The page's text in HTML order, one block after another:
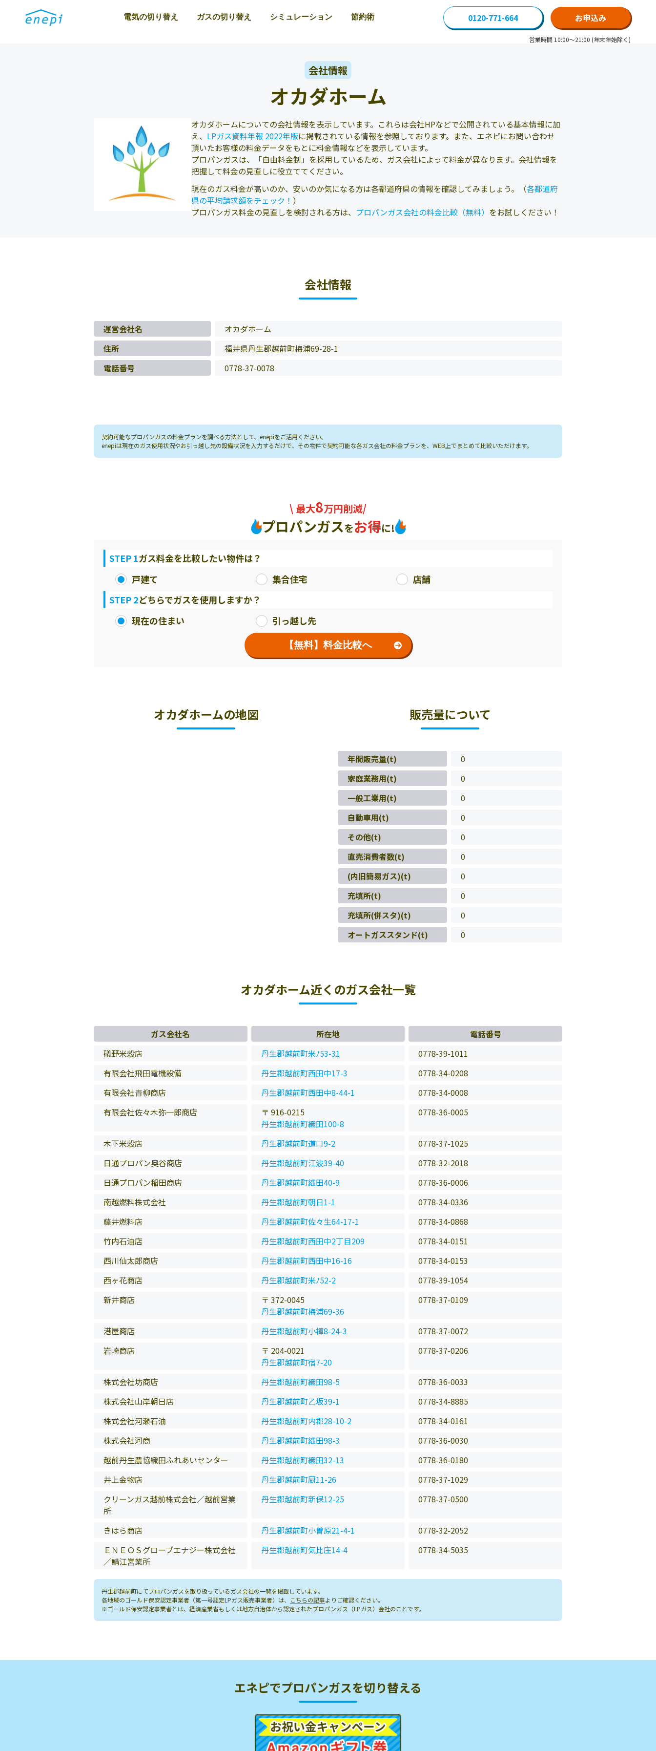
電気の切り替え ガスの切り替え シミュレーション 節約術 0120-771-664 お申込み
営業時間 10:00～21:00 (年末年始除く)
会社情報
オカダホーム
オカダホームについての会社情報を表示しています。これらは会社HPなどで公開されている基本情報に加
え、 LPガス資料年報 2022年版に掲載されている情報を参照しております。また、エネピにお問い合わせ
頂いたお客様の料金データをもとに料金情報などを表示しています。
プロパンガスは、「自由料金制」を採用しているため、ガス会社によって料金が異なります。会社情報を
把握して料金の見直しに役立ててください。
現在のガス料金が高いのか、安いのか気になる方は各都道府県の情報を確認してみましょう。（各都道府
県の平均請求額をチェック！ ）
プロパンガス料金の見直しを検討される方は、 プロパンガス会社の料金比較（無料） をお試しください！
会社情報
運営会社名
オカダホーム
住所
福井県丹生郡越前町梅浦69-28-1
電話番号
0778-37-0078
契約可能なプロパンガスの料金プランを調べる方法として、enepiをご活用ください。
enepiは現在のガス使用状況やお引っ越し先の設備状況を入力するだけで、その物件で契約可能な各ガス会社の料金プランを、WEB上でまとめて比較いただけます。
\ 最大8万円削減/
プロパンガスをお得に!
STEP 1ガス料金を比較したい物件は？
戸建て
集合住宅
店舗
STEP 2どちらでガスを使用しますか？
現在の住まい
引っ越し先
【無料】料金比較へ
オカダホームの地図 販売量について
年間販売量(t)
0
家庭業務用(t)
0
一般工業用(t)
0
自動車用(t)
0
その他(t)
0
直売消費者数(t)
0
(内旧簡易ガス)(t)
0
充填所(t)
0
充填所(併スタ)(t)
0
オートガススタンド(t)
0
オカダホーム近くのガス会社一覧
ガス会社名 所在地
電話番号
礒野米穀店
丹生郡越前町米ﾉ53-31
0778-39-1011
有限会社飛田電機設備
丹生郡越前町西田中17-3
0778-34-0208
有限会社青柳商店
丹生郡越前町西田中8-44-1
0778-34-0008
有限会社佐々木弥一郎商店
〒 916-0215
丹生郡越前町織田100-8
0778-36-0005
木下米穀店 丹生郡越前町道口9-2
0778-37-1025
日通プロパン奥谷商店
丹生郡越前町江波39-40
0778-32-2018
日通プロパン稲田商店
丹生郡越前町織田40-9
0778-36-0006
南越燃料株式会社
丹生郡越前町朝日1-1
0778-34-0336
藤井燃料店
丹生郡越前町佐々生64-17-1
0778-34-0868
竹内石油店
丹生郡越前町西田中2丁目209
0778-34-0151
西川仙太郎商店
丹生郡越前町西田中16-16
0778-34-0153
西ヶ花商店
丹生郡越前町米ﾉ52-2
0778-39-1054
新井商店
〒 372-0045
丹生郡越前町梅浦69-36
0778-37-0109
港屋商店 丹生郡越前町小樟8-24-3
0778-37-0072
岩崎商店
〒 204-0021
丹生郡越前町宿7-20
0778-37-0206
株式会社坊商店 丹生郡越前町織田98-5
0778-36-0033
株式会社山岸朝日店
丹生郡越前町乙坂39-1
0778-34-8885
株式会社河瀬石油
丹生郡越前町内郡28-10-2
0778-34-0161
株式会社河商
丹生郡越前町織田98-3
0778-36-0030
越前丹生農協織田ふれあいセンター
丹生郡越前町織田32-13
0778-36-0180
井上金物店
丹生郡越前町厨11-26
0778-37-1029
クリーンガス越前株式会社／越前営業
所
丹生郡越前町新保12-25 0778-37-0500
きはら商店 丹生郡越前町小曽原21-4-1
0778-32-2052
ＥＮＥＯＳグローブエナジー株式会社
／鯖江営業所
丹生郡越前町気比庄14-4 0778-34-5035
丹生郡越前町にてプロパンガスを取り扱っているガス会社の一覧を掲載しています。
各地域のゴールド保安認定事業者（第一号認定LPガス販売事業者）は、
こちらの記事よりご確認ください。
※ゴールド保安認定事業者とは、経済産業省もしくは地方自治体から認定されたプロパンガス（LPガス）会社のことです。
エネピでプロパンガスを切り替える